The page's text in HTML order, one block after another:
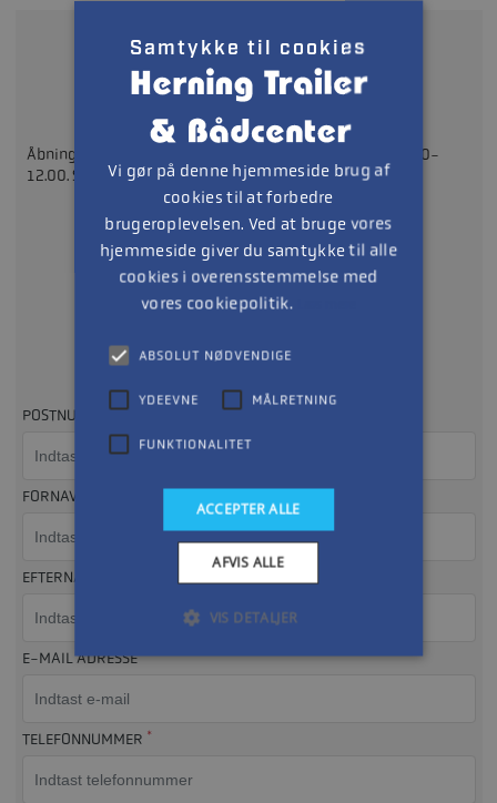
Ring på97142211
Åbningstider: Mandag - Fredag 08.30-17.30 Lørdag: 09.00-
12.00. Søndag: LUKKET
eller
POSTNUMMER
FORNAVN
EFTERNAVN
E-MAIL ADRESSE*
TELEFONNUMMER *
Samtykke til cookies
Vi gør på denne hjemmeside brug af
cookies til at forbedre
brugeroplevelsen. Ved at bruge vores
hjemmeside giver du samtykke til alle
cookies i overensstemmelse med
vores cookiepolitik.
ABSOLUT NØDVENDIGE
YDEEVNE MÅLRETNING
FUNKTIONALITET
ACCEPTER ALLE
AFVIS ALLE
VIS DETALJER